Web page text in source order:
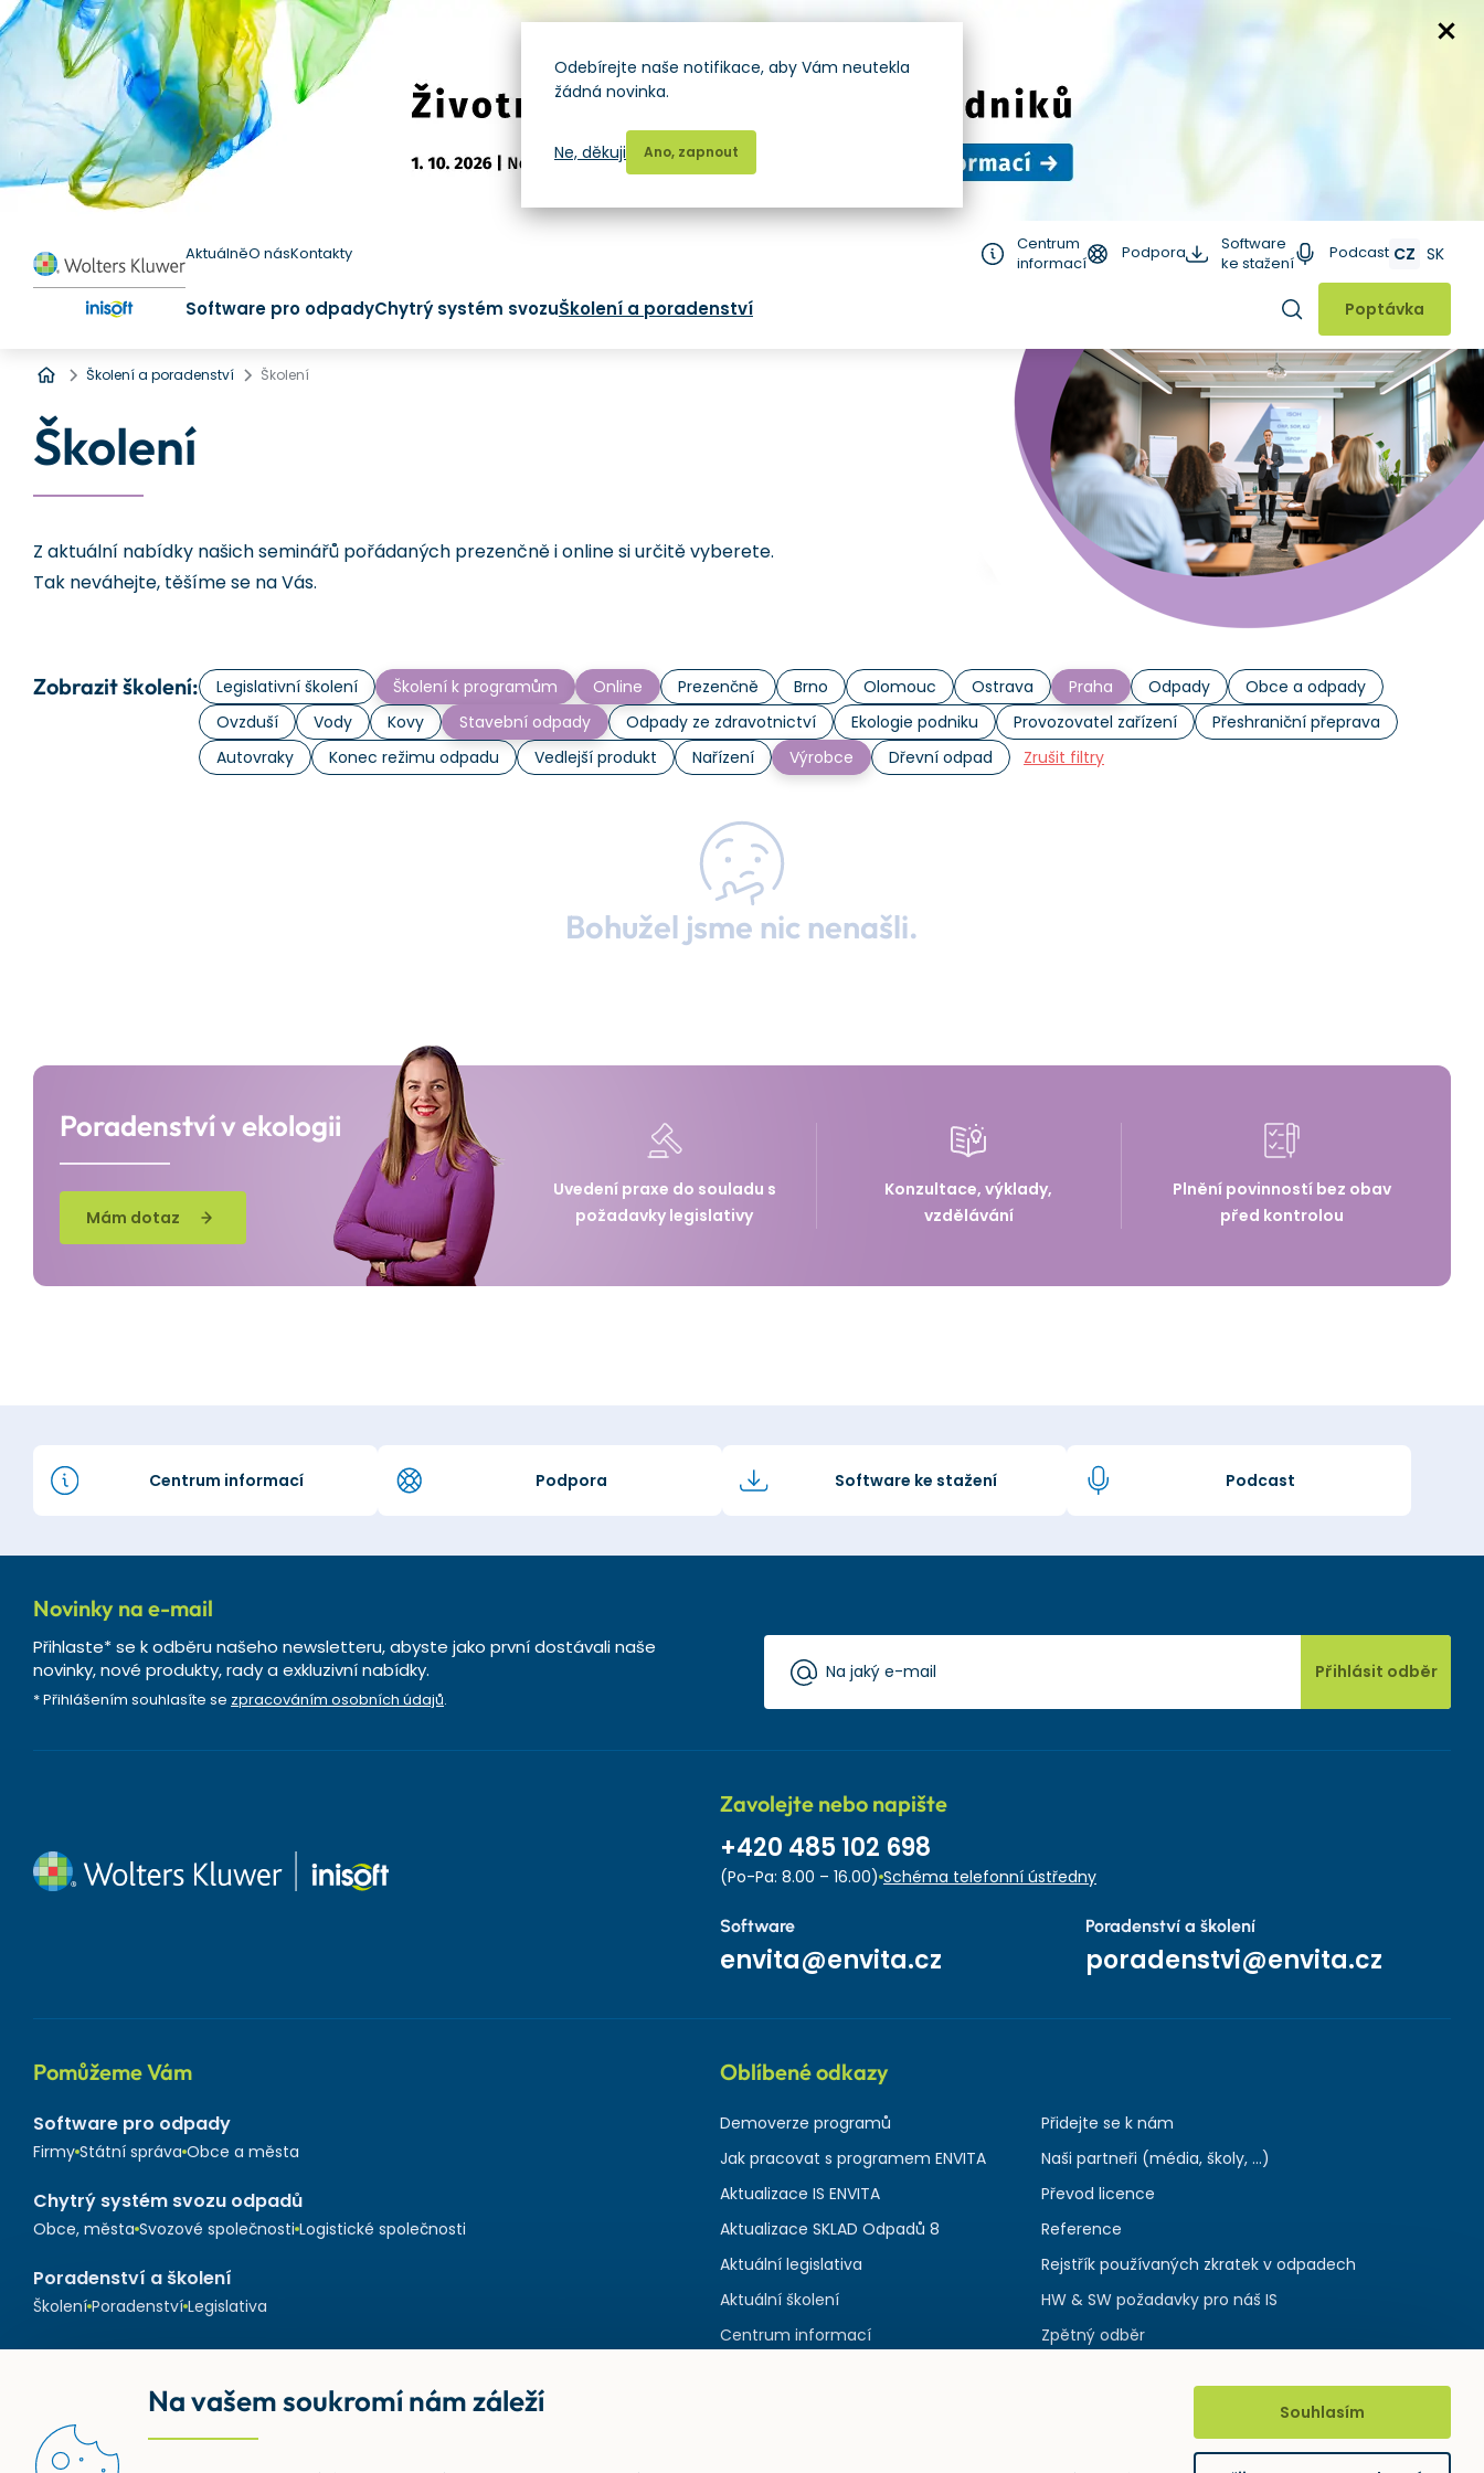
AktuálněO násKontakty
Centrum
informací
Podpora
Software
ke stažení
Podcast CZ SK
Software pro odpadyChytrý systém svozuŠkolení a poradenství Hledat
Poptávka
Úvod
Školení a poradenství Školení
Školení
Z aktuální nabídky našich seminářů pořádaných prezenčně i online si určitě vyberete.
Tak neváhejte, těšíme se na Vás.
Zobrazit školení: Legislativní školení Školení k programům Online Prezenčně Brno Olomouc Ostrava Praha Odpady
Obce a odpady
Ovzduší
Vody Kovy Stavební odpady Odpady ze zdravotnictví Ekologie podniku Provozovatel zařízení
Přeshraniční přeprava
Autovraky
Konec režimu odpadu Vedlejší produkt Nařízení Výrobce Dřevní odpad Zrušit filtry
Bohužel jsme nic nenašli.
Poradenství v ekologii
Mám dotaz
Uvedení praxe do souladu s
požadavky legislativy
Konzultace, výklady,
vzdělávání
Plnění povinností bez obav
před kontrolou
Centrum informací Podpora Software ke stažení Podcast
Novinky na e-mail
Přihlaste* se k odběru našeho newsletteru, abyste jako první dostávali naše
novinky, nové produkty, rady a exkluzivní nabídky.
* Přihlášením souhlasíte se zpracováním osobních údajů.
Přihlásit odběr
Zavolejte nebo napište
+420 485 102 698
(Po-Pa: 8.00 – 16.00) Schéma telefonní ústředny
Software
envita@envita.cz
Poradenství a školení
poradenstvi@envita.cz
Pomůžeme Vám
Software pro odpady
Firmy Státní správa Obce a města
Chytrý systém svozu odpadů
Obce, města Svozové společnosti Logistické společnosti
Poradenství a školení
Školení Poradenství Legislativa
Oblíbené odkazy
Demoverze programů
Jak pracovat s programem ENVITA
Aktualizace IS ENVITA
Aktualizace SKLAD Odpadů 8
Aktuální legislativa
Aktuální školení
Centrum informací
Přidejte se k nám
Naši partneři (média, školy, ...)
Převod licence
Reference
Rejstřík používaných zkratek v odpadech
HW & SW požadavky pro náš IS
Zpětný odběr
Odebírejte naše notifikace, aby Vám neutekla
žádná novinka.
Ano, zapnout
Ne, děkuji
Na vašem soukromí nám záleží Souhlasím